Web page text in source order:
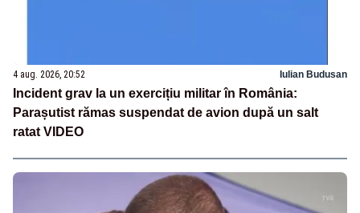
4 aug. 2026, 20:52 Iulian Budusan
Incident grav la un exercițiu militar în România:
Parașutist rămas suspendat de avion după un salt
ratat VIDEO